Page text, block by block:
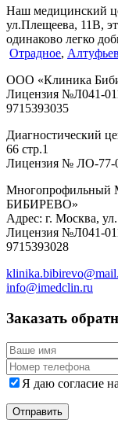
Наш медицинский
ул.Плещеева, 11В,
одинаково легко
Отрадное,
ООО «Клиника
Лицензия №Л041-
9715393035
Диагностический
66 стр.1
Лицензия № ЛО-77-
БИБИРЕВО»
Адрес: г. Москва,
Лицензия №Л041-
9715393028
info@imedclin.ru
Заказать
Я даю согласие